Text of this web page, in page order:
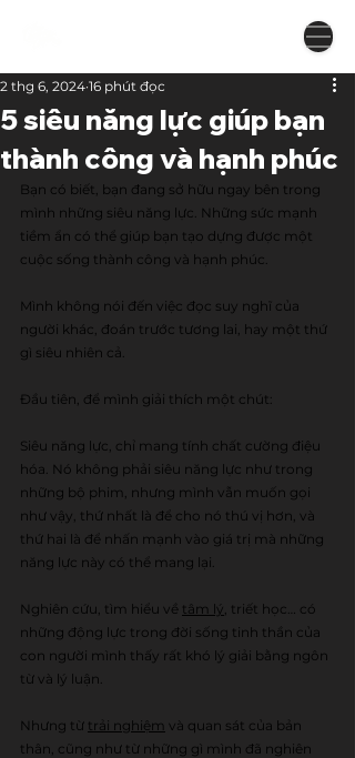
5 siêu năng lực giúp bạn
thành công và hạnh phúc
2 thg 6, 2024 16 phút đọc
Bạn có biết, bạn đang sở hữu ngay bên trong
mình những siêu năng lực. Những sức mạnh
tiềm ẩn có thể giúp bạn tạo dựng được một
cuộc sống thành công và hạnh phúc.
Mình không nói đến việc đọc suy nghĩ của
người khác, đoán trước tương lai, hay một thứ
gì siêu nhiên cả.
Đầu tiên, để mình giải thích một chút:
Siêu năng lực, chỉ mang tính chất cường điệu
hóa. Nó không phải siêu năng lực như trong
những bộ phim, nhưng mình vẫn muốn gọi
như vậy, thứ nhất là để cho nó thú vị hơn, và
thứ hai là để nhấn mạnh vào giá trị mà những
năng lực này có thể mang lại.
Nghiên cứu, tìm hiểu về tâm lý, triết học… có
những động lực trong đời sống tinh thần của
con người mình thấy rất khó lý giải bằng ngôn
từ và lý luận.
Nhưng từ trải nghiệm và quan sát của bản
thân, cũng như từ những gì mình đã nghiên